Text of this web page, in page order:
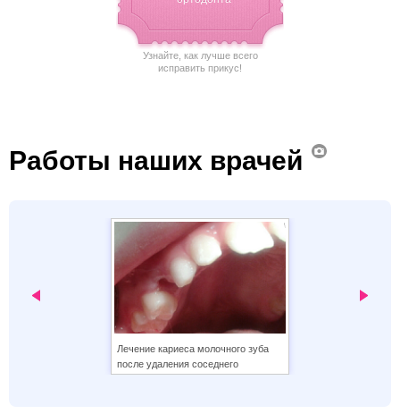
Узнайте, как лучше всего
исправить прикус!
Работы наших врачей
Лечение кариеса молочного зуба
после удаления соседнего